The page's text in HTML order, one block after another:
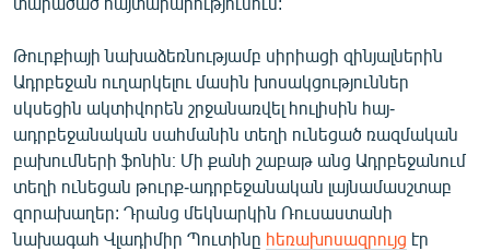
Թուրքիայի նախաձեռնությամբ սիրիացի զինյալներին
Ադրբեջան ուղարկելու մասին խոսակցություններ
սկսեցին ակտիվորեն շրջանառվել հուլիսին հայ-
ադրբեջանական սահմանին տեղի ունեցած ռազմական
բախումների ֆոնին։ Մի քանի շաբաթ անց Ադրբեջանում
տեղի ունեցան թուրք-ադրբեջանական լայնամասշտաբ
զորախաղեր: Դրանց մեկնարկին Ռուսաստանի
նախագահ Վլադիմիր Պուտինը հեռախոսազրույց էր